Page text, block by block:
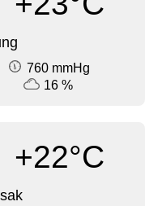
760 mmHg
16 %
+22°C